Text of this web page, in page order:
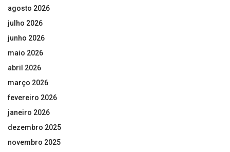
agosto 2026
julho 2026
junho 2026
maio 2026
abril 2026
março 2026
fevereiro 2026
janeiro 2026
dezembro 2025
novembro 2025